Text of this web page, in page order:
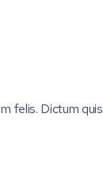
Dictum